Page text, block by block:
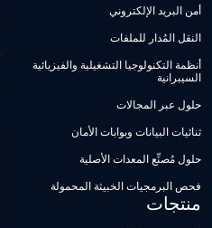
أمن البريد الإلكتروني
النقل المُدار للملفات
أنظمة التكنولوجيا التشغيلية والفيزيائية
السيبرانية
حلول عبر المجالات
ثنائيات البيانات وبوابات الأمان
حلول مُصنِّع المعدات الأصلية
فحص البرمجيات الخبيثة المحمولة
منتجات